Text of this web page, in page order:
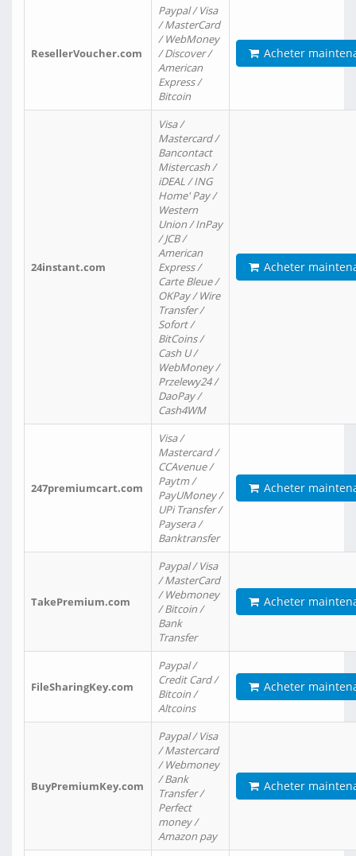
ResellerVoucher.com
Paypal / Visa
/ MasterCard
/ WebMoney
/ Discover /
American
Express /
Bitcoin
Acheter
24instant.com
Visa /
Mastercard /
Bancontact
Mistercash /
iDEAL / ING
Home' Pay /
Western
Union / InPay
/ JCB /
American
Express /
Carte Bleue /
OKPay / Wire
Transfer /
Sofort /
BitCoins /
Cash U /
WebMoney /
Przelewy24 /
DaoPay /
Cash4WM
Acheter
247premiumcart.com
Visa /
Mastercard /
CCAvenue /
Paytm /
PayUMoney /
UPi Transfer /
Paysera /
Banktransfer
Acheter
TakePremium.com
Paypal / Visa
/ MasterCard
/ Webmoney
/ Bitcoin /
Bank
Transfer
Acheter
FileSharingKey.com
Paypal /
Credit Card /
Bitcoin /
Altcoins
Acheter
BuyPremiumKey.com
Paypal / Visa
/ Mastercard
/ Webmoney
/ Bank
Transfer /
Perfect
money /
Amazon pay
Acheter